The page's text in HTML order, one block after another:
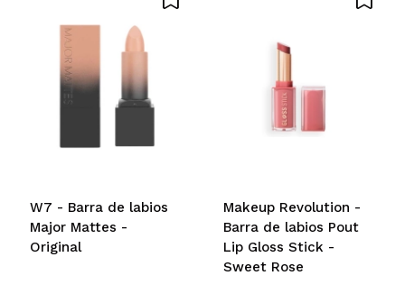
Mari Carmen
Muy bien
verificada
W7 - Barra de labios
Major Mattes -
Original
Makeup Revolution -
Barra de labios Pout
Lip Gloss Stick -
Sweet Rose